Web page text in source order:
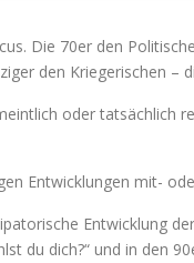
Die 70er den
den Kriegerischen
oder tatsächlich
Entwicklungen mit-
Entwicklung
du dich?“ und in den